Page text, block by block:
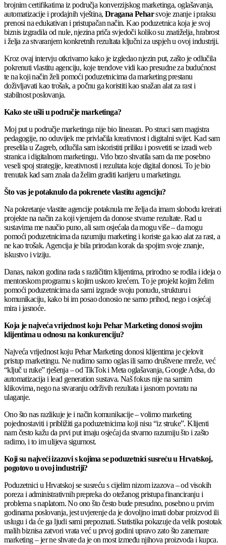
brojnim certifikatima iz područja konverzijskog marketinga, oglašavanja,
automatizacije i prodajnih vještina, Dragana Peharsvoje znanje i praksu
prenosi na edukativan i pristupačan način. Kao poduzetnica koja je svoj
biznis izgradila od nule, njezina priča svjedoči koliko su znatiželja, hrabrost
i želja za stvaranjem konkretnih rezultata ključni za uspjeh u ovoj industriji.
Kroz ovaj intervju otkrivamo kako je izgledao njezin put, zašto je odlučila
pokrenuti vlastitu agenciju, koje trendove vidi kao presudne za budućnost
te na koji način želi pomoći poduzetnicima da marketing prestanu
doživljavati kao trošak, a počnu ga koristiti kao snažan alat za rast i
stabilnost poslovanja.
Kako ste ušli u područje marketinga?
Moj put u područje marketinga nije bio linearan. Po struci sam magistra
pedagogije, no oduvijek me privlačila kreativnost i digitalni svijet. Kad sam
preselila u Zagreb, odlučila sam iskoristiti priliku i posvetiti se izradi web
stranica i digitalnom marketingu. Vrlo brzo shvatila sam da me posebno
veseli spoj strategije, kreativnosti i rezultata koje digital donosi. To je bio
trenutak kad sam znala da želim graditi karijeru u marketingu.
Što vas je potaknulo da pokrenete vlastitu agenciju?
Na pokretanje vlastite agencije potaknula me želja da imam slobodu kreirati
projekte na način za koji vjerujem da donose stvarne rezultate. Rad u
sustavima me naučio puno, ali sam osjećala da mogu više – da mogu
pomoći poduzetnicima da razumiju marketing i koriste ga kao alat za rast, a
ne kao trošak. Agencija je bila prirodan korak da spojim svoje znanje,
iskustvo i viziju.
Danas, nakon godina rada s različitim klijentima, prirodno se rodila i ideja o
mentorskom programu s kojim uskoro krećem. To je projekt kojim želim
pomoći poduzetnicima da sami izgrade svoju ponudu, strukturu i
komunikaciju, kako bi im posao donosio ne samo prihod, nego i osjećaj
mira i jasnoće.
Koja je najveća vrijednost koju Pehar Marketing donosi svojim
klijentima u odnosu na konkurenciju?
Najveća vrijednost koju Pehar Marketing donosi klijentima je cjelovit
pristup marketingu. Ne nudimo samo oglas ili samo društvene mreže, već
“ključ u ruke” rješenja – od TikTok i Meta oglašavanja, Google Adsa, do
automatizacija i lead generation sustava. Naš fokus nije na samim
klikovima, nego na stvaranju održivih rezultata i jasnom povratu na
ulaganje.
Ono što nas razlikuje je i način komunikacije – volimo marketing
pojednostaviti i približiti ga poduzetnicima koji nisu “iz struke”. Klijenti
nam često kažu da prvi put imaju osjećaj da stvarno razumiju što i zašto
radimo, i to im ulijeva sigurnost.
Koji su najveći izazovi s kojima se poduzetnici susreću u Hrvatskoj,
pogotovo u ovoj industriji?
Poduzetnici u Hrvatskoj se susreću s cijelim nizom izazova – od visokih
poreza i administrativnih prepreka do otežanog pristupa financiranju i
problema s naplatom. No ono što često bude presudno, posebno u prvim
godinama poslovanja, jest uvjerenje da je dovoljno imati dobar proizvod ili
uslugu i da će ga ljudi sami prepoznati. Statistika pokazuje da velik postotak
malih biznisa zatvori vrata već u prvoj godini upravo zato što zanemare
marketing – jer ne shvate da je on most između njihova proizvoda i kupca.